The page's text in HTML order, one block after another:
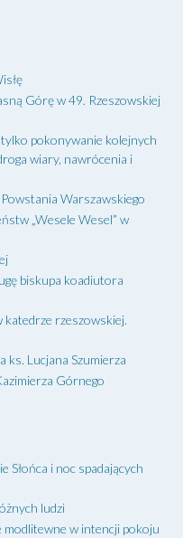
Górę w 49. Rzeszowskiej
pokonywanie kolejnych
wiary, nawrócenia i
Warszawskiego
„Wesele Wesel” w
biskupa koadiutora
katedrze rzeszowskiej.
ks. Lucjana Szumierza
Górnego
Słońca i noc spadających
ludzi
modlitewne w intencji pokoju